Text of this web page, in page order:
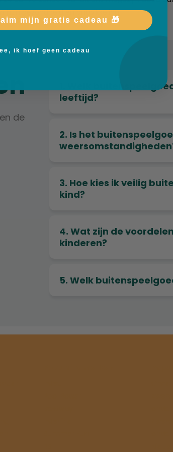
hun gezondheid en ontwikkeling.
de
1. Welk
leeftijd?
2. Is het
3. Hoe kies ik veilig
kind?
4. Wat zijn de
kinderen?
5. Welk
mijn gratis cadeau 🎁
ik hoef geen cadeau